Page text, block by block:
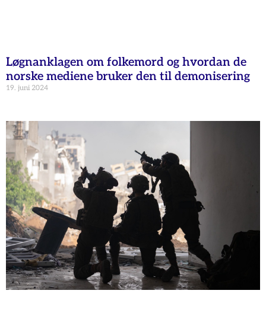
Løgnanklagen om folkemord og hvordan de
norske mediene bruker den til demonisering
19. juni 2024